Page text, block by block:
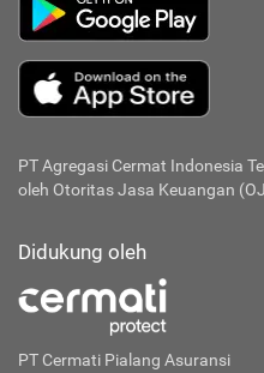
PT Agregasi Cermat Indonesia
oleh Otoritas Jasa Keuangan
Didukung oleh
PT Cermati Pialang Asuransi